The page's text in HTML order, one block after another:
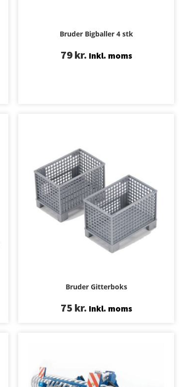
Bruder Bigballer 4 stk
79kr. Inkl. moms
Bruder Gitterboks
75 kr. Inkl. moms